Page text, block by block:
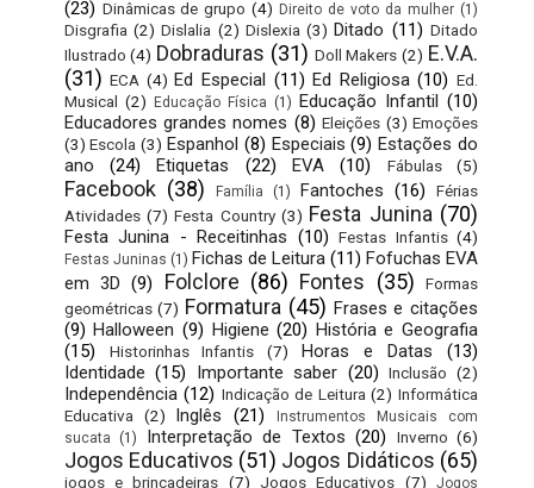
(23) Dinâmicas de grupo (4) Direito de voto da mulher (1)
Disgrafia (2) Dislalia (2) Dislexia (3) Ditado (11) Ditado
Ilustrado (4) Dobraduras (31) Doll Makers (2) E.V.A.
(31) ECA (4) Ed Especial (11) Ed Religiosa (10) Ed.
Musical (2) Educação Física (1) Educação Infantil (10)
Educadores grandes nomes (8) Eleições (3) Emoções
(3) Escola (3) Espanhol (8) Especiais (9) Estações do
ano
(24) Etiquetas (22) EVA (10) Fábulas (5)
Facebook (38) Família (1) Fantoches (16)
Férias
Atividades (7) Festa Country (3) Festa Junina (70)
Festa Junina - Receitinhas (10) Festas Infantis (4)
Festas Juninas (1) Fichas de Leitura (11) Fofuchas EVA
em 3D (9) Folclore (86) Fontes (35)
Formas
geométricas (7) Formatura (45) Frases e citações
(9) Halloween (9) Higiene (20) História e Geografia
(15)
Historinhas Infantis (7) Horas e Datas
(13)
Identidade (15) Importante saber (20) Inclusão (2)
Independência (12) Indicação de Leitura (2) Informática
Educativa
(2) Inglês (21)
Instrumentos Musicais com
sucata
(1) Interpretação de Textos (20) Inverno (6)
Jogos Educativos (51) Jogos Didáticos (65)
jogos e brincadeiras (7) Jogos Educativos (7)
Jogos